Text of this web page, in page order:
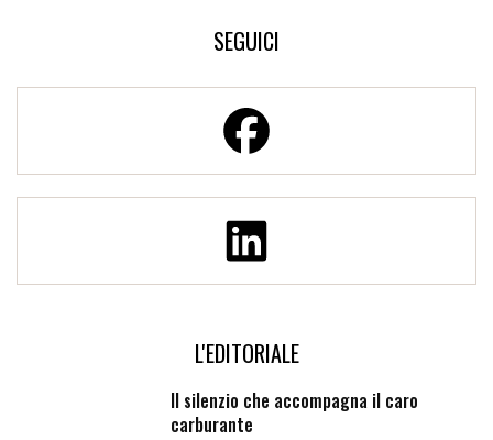
SEGUICI
L'EDITORIALE
Il silenzio che accompagna il caro
carburante